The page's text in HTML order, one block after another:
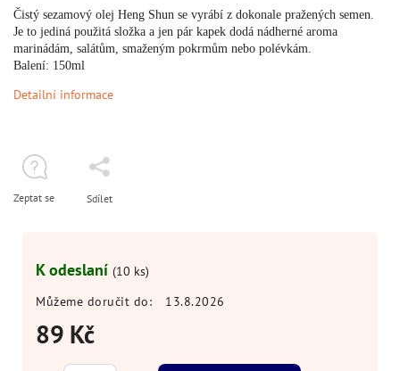
89 Kč
K odeslaní (10 ks)
Můžeme doručit do:
13.8.2026
Čistý sezamový olej Heng Shun se vyrábí z dokonale pražených semen.
Je to jediná použitá složka a jen pár kapek dodá nádherné aroma
marinádám, salátům, smaženým pokrmům nebo polévkám.
Balení: 150ml
Detailní informace
Zeptat se Sdílet